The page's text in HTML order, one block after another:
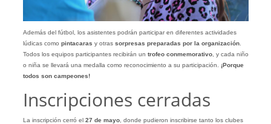
Además del fútbol, los asistentes podrán participar en diferentes actividades
lúdicas como pintacaras y otras sorpresas preparadas por la organización.
Todos los equipos participantes recibirán un trofeo conmemorativo, y cada niño
o niña se llevará una medalla como reconocimiento a su participación.
¡Porque
todos son campeones!
Inscripciones cerradas
La inscripción cerró el 27 de mayo, donde pudieron inscribirse tanto los clubes